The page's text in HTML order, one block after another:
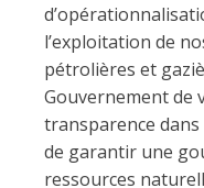
l’exploitation de
pétrolières et
Gouvernement de
transparence
de garantir une
ressources